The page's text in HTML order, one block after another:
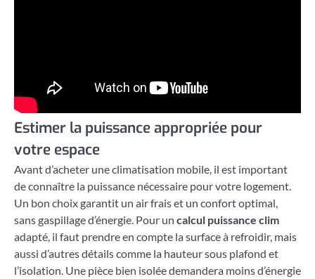
Estimer la puissance appropriée pour
votre espace
Avant d’acheter une climatisation mobile, il est important
de connaître la puissance nécessaire pour votre logement.
Un bon choix garantit un air frais et un confort optimal,
sans gaspillage d’énergie. Pour un calcul puissance clim
adapté, il faut prendre en compte la surface à refroidir, mais
aussi d’autres détails comme la hauteur sous plafond et
l’isolation. Une pièce bien isolée demandera moins d’énergie